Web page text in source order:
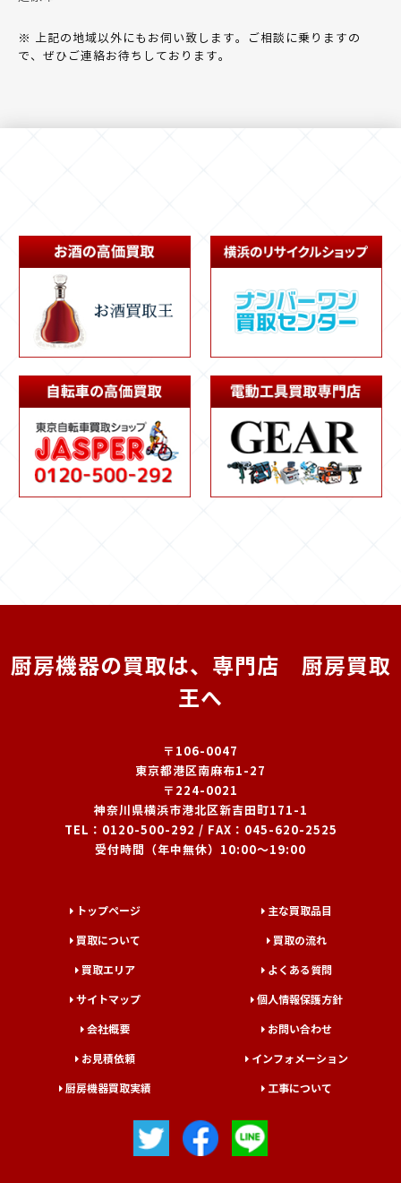
※ 上記の地域以外にもお伺い致します。ご相談に乗りますの
で、ぜひご連絡お待ちしております。
厨房機器の買取は、専門店 厨房買取
王へ
〒106-0047
東京都港区南麻布1-27
〒224-0021
神奈川県横浜市港北区新吉田町171-1
TEL： 0120-500-292 / FAX：045-620-2525
受付時間（年中無休）10:00～19:00
トップページ
主な買取品目
買取について
買取の流れ
買取エリア
よくある質問
サイトマップ
個人情報保護方針
会社概要
お問い合わせ
お見積依頼
インフォメーション
厨房機器買取実績
工事について